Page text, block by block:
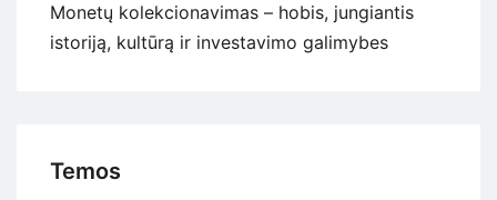
Monetų kolekcionavimas – hobis, jungiantis
istoriją, kultūrą ir investavimo galimybes
Temos